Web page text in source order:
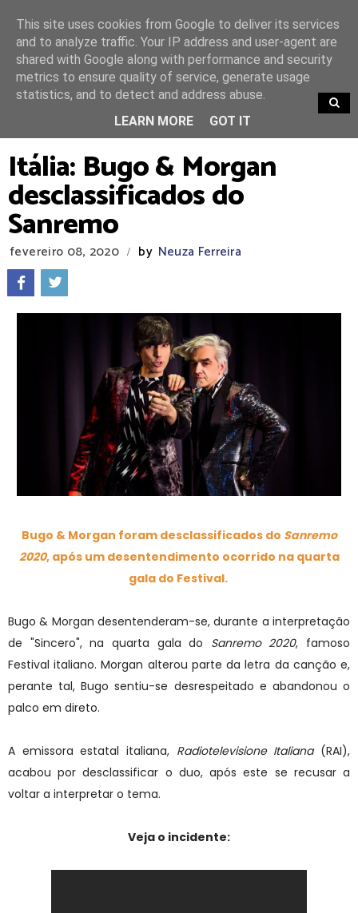
TRENDING
Itália: Bugo & Morgan
desclassificados do
Sanremo
fevereiro 08, 2020 / by Neuza Ferreira
Bugo & Morgan foram desclassificados do Sanremo
2020, após um desentendimento ocorrido na quarta
gala do Festival.
Bugo & Morgan desentenderam-se, durante a interpretação
de "Sincero", na quarta gala do Sanremo 2020, famoso
Festival italiano. Morgan alterou parte da letra da canção e,
perante tal, Bugo sentiu-se desrespeitado e abandonou o
palco em direto.
A emissora estatal italiana, Radiotelevisione Italiana(RAI),
acabou por desclassificar o duo, após este se recusar a
voltar a interpretar o tema.
Veja o incidente:
This site uses cookies from Google to deliver its services
and to analyze traffic. Your IP address and user-agent are
shared with Google along with performance and security
metrics to ensure quality of service, generate usage
statistics, and to detect and address abuse.
LEARN MORE
GOT IT